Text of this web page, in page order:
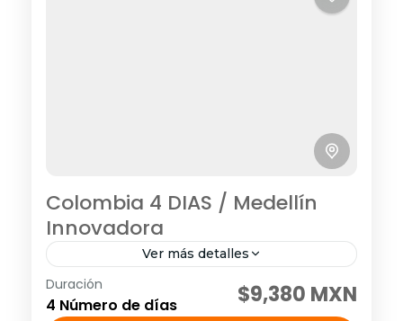
Colombia 4 DIAS / Medellín
Innovadora
Ver más detalles
Visitando: Medellín, Peñol y Guatapé Días
de operación: Diario hasta el 14 de junio de
Duración
4 Número de días $9,380 MXN